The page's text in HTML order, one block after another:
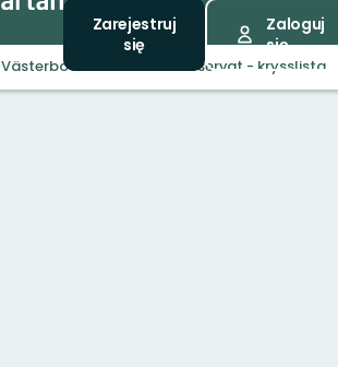
Zarejestruj
się
Zaloguj
się
Västerbottens läns naturreservat - krysslista